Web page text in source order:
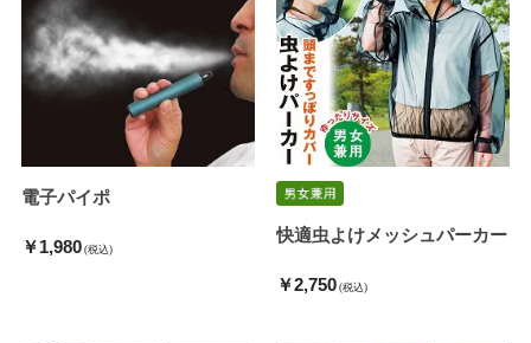
電子パイポ
￥1,980 (税込)
快適虫よけメッシュパーカー
￥2,750 (税込)